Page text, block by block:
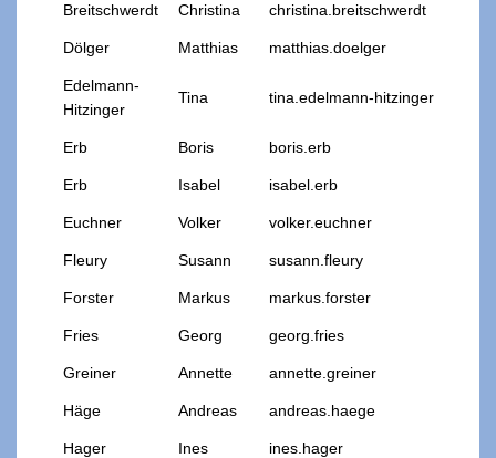
Breitschwerdt Christina christina.breitschwerdt
Dölger Matthias matthias.doelger
Edelmann-
Hitzinger
Tina tina.edelmann-hitzinger
Erb Boris boris.erb
Erb Isabel isabel.erb
Euchner Volker volker.euchner
Fleury Susann susann.fleury
Forster Markus markus.forster
Fries Georg georg.fries
Greiner Annette annette.greiner
Häge Andreas andreas.haege
Hager Ines ines.hager